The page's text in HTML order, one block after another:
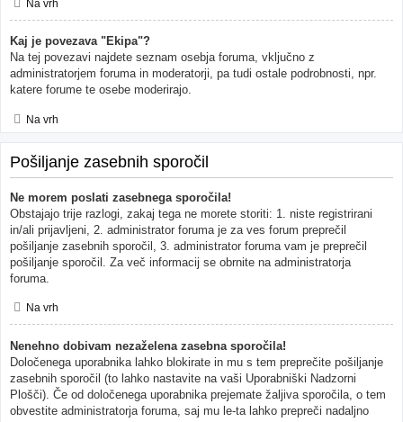
Na vrh
Kaj je povezava "Ekipa"?
Na tej povezavi najdete seznam osebja foruma, vključno z
administratorjem foruma in moderatorji, pa tudi ostale podrobnosti, npr.
katere forume te osebe moderirajo.
Na vrh
Pošiljanje zasebnih sporočil
Ne morem poslati zasebnega sporočila!
Obstajajo trije razlogi, zakaj tega ne morete storiti: 1. niste registrirani
in/ali prijavljeni, 2. administrator foruma je za ves forum preprečil
pošiljanje zasebnih sporočil, 3. administrator foruma vam je preprečil
pošiljanje sporočil. Za več informacij se obrnite na administratorja
foruma.
Na vrh
Nenehno dobivam nezaželena zasebna sporočila!
Določenega uporabnika lahko blokirate in mu s tem preprečite pošiljanje
zasebnih sporočil (to lahko nastavite na vaši Uporabniški Nadzorni
Plošči). Če od določenega uporabnika prejemate žaljiva sporočila, o tem
obvestite administratorja foruma, saj mu le-ta lahko prepreči nadaljno